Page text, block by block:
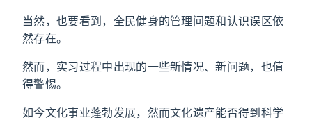
当然，也要看到，全民健身的管理问题和认识误区依
然存在。
然而，实习过程中出现的一些新情况、新问题，也值
得警惕。
如今文化事业蓬勃发展，然而文化遗产能否得到科学